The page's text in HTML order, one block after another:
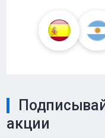
акции